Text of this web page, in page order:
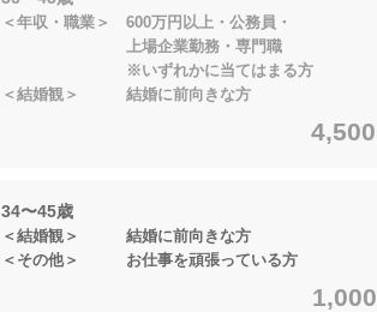
＜年収・職業＞ 600万円以上・公務員・
上場企業勤務・専門職
※いずれかに当てはまる方
＜結婚観＞ 結婚に前向きな方
4,500
34〜45歳
＜結婚観＞ 結婚に前向きな方
＜その他＞ お仕事を頑張っている方
1,000